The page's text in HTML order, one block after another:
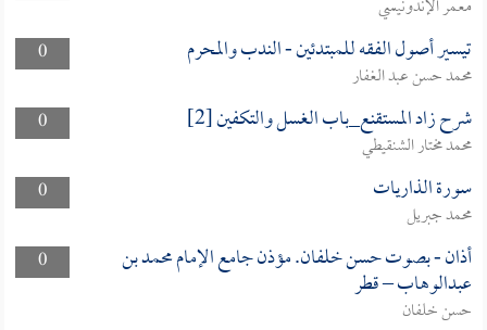
معمر الإندونيسي
0
تيسير أصول الفقه للمبتدئين - الندب والمحرم
محمد حسن عبد الغفار
0
شرح زاد المستقنع_باب الغسل والتكفين [2]
محمد مختار الشنقيطي
0
سورة الذاريات
محمد جبريل
0
أذان - بصوت حسن خلفان. مؤذن جامع الإمام محمد بن
عبدالوهاب – قطر
حسن خلفان